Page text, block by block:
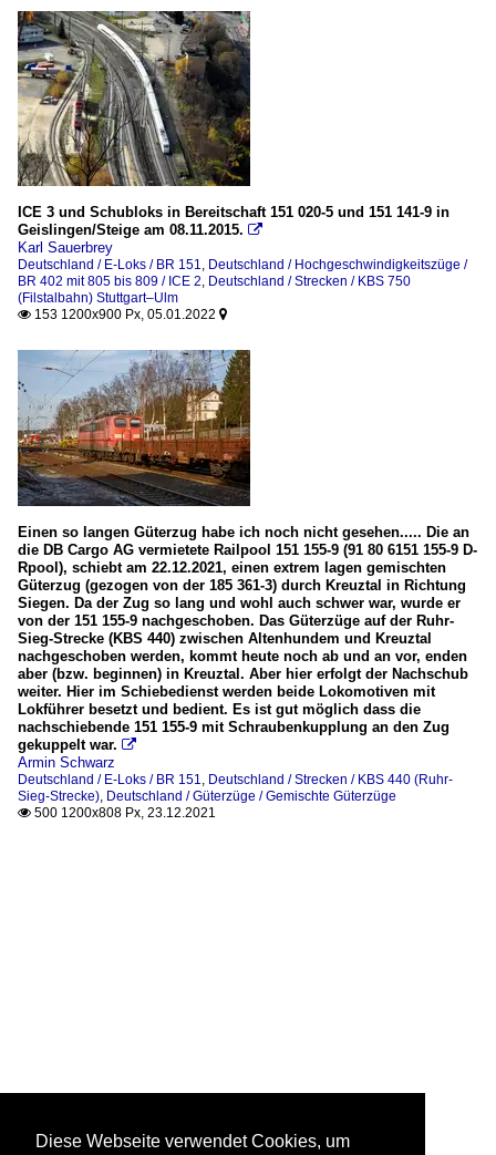
ICE 3 und Schubloks in Bereitschaft 151 020-5 und 151 141-9 in
Geislingen/Steige am 08.11.2015. 
Karl Sauerbrey
Deutschland / E-Loks / BR 151
Deutschland / Hochgeschwindigkeitszüge /
BR 402 mit 805 bis 809 / ICE 2 Deutschland / Strecken / KBS 750
(Filstalbahn) Stuttgart–Ulm
 153 1200x900 Px, 05.01.2022 
Einen so langen Güterzug habe ich noch nicht gesehen..... Die an
die DB Cargo AG vermietete Railpool 151 155-9 (91 80 6151 155-9 D-
Rpool), schiebt am 22.12.2021, einen extrem lagen gemischten
Güterzug (gezogen von der 185 361-3) durch Kreuztal in Richtung
Siegen. Da der Zug so lang und wohl auch schwer war, wurde er
von der 151 155-9 nachgeschoben. Das Güterzüge auf der Ruhr-
Sieg-Strecke (KBS 440) zwischen Altenhundem und Kreuztal
nachgeschoben werden, kommt heute noch ab und an vor, enden
aber (bzw. beginnen) in Kreuztal. Aber hier erfolgt der Nachschub
weiter. Hier im Schiebedienst werden beide Lokomotiven mit
Lokführer besetzt und bedient. Es ist gut möglich dass die
nachschiebende 151 155-9 mit Schraubenkupplung an den Zug
gekuppelt war. 
Armin Schwarz
Deutschland / E-Loks / BR 151
Deutschland / Strecken / KBS 440 (Ruhr-
Sieg-Strecke) Deutschland / Güterzüge / Gemischte Güterzüge
 500 1200x808 Px, 23.12.2021
Diese Webseite verwendet Cookies, um